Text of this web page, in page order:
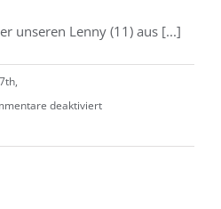
unseren Lenny (11) aus [...]
deaktiviertfür